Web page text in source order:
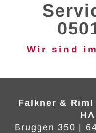
Wir sind
Falkner & Riml
Bruggen 350 |